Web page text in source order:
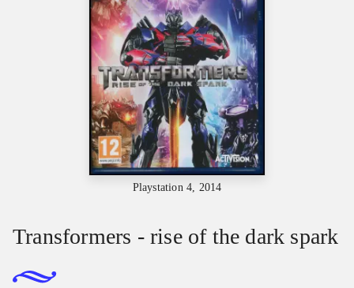
Playstation 4, 2014
Transformers - rise of the dark spark